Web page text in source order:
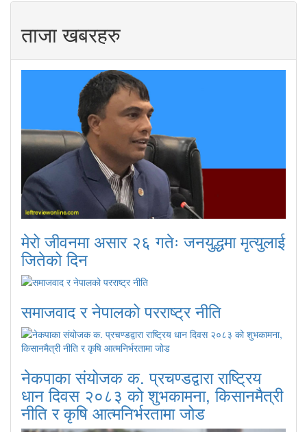
ताजा खबरहरु
मेरो जीवनमा असार २६ गतेः जनयुद्धमा मृत्युलाई
जितेको दिन
समाजवाद र नेपालको परराष्ट्र नीति
नेकपाका संयोजक क. प्रचण्डद्वारा राष्ट्रिय
धान दिवस २०८३ को शुभकामना, किसानमैत्री
नीति र कृषि आत्मनिर्भरतामा जोड